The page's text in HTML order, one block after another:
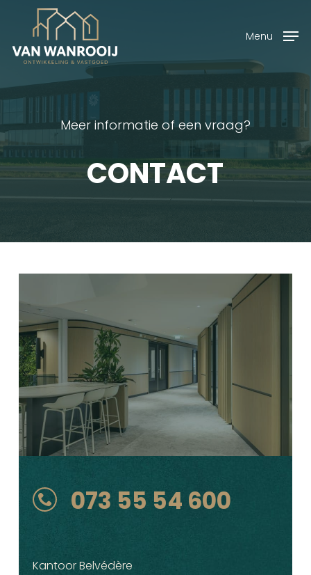
main
content
Menu
CONTACT
Meer informatie of een vraag?
073 55 54 600
Kantoor Belvédère